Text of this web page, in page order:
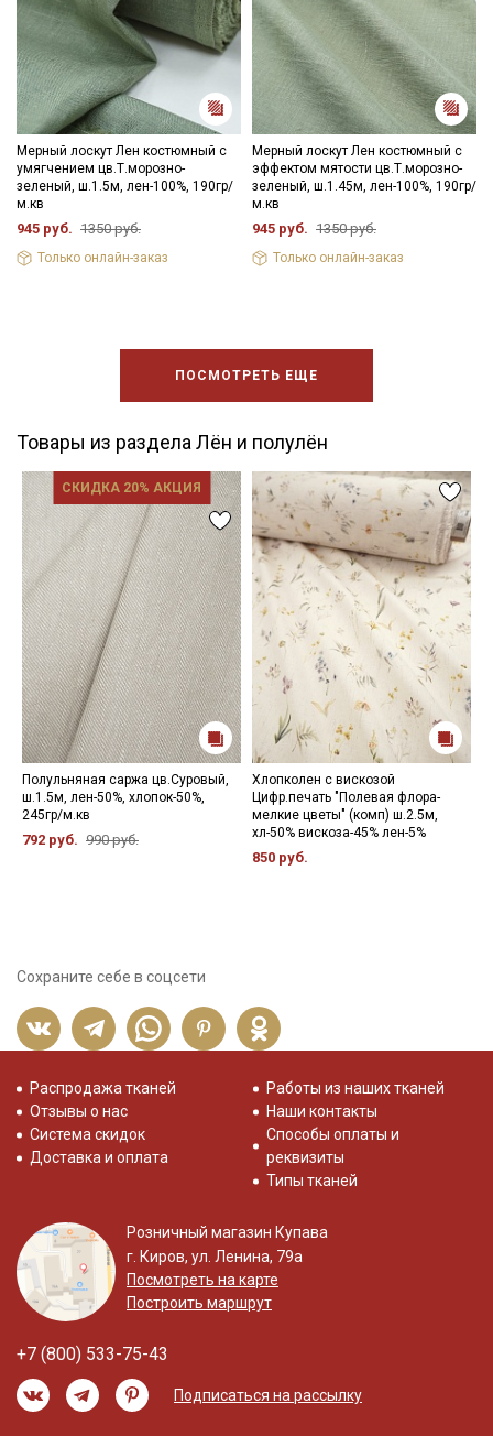
Мерный лоскут Лен костюмный с
умягчением цв.Т.морозно-
зеленый, ш.1.5м, лен-100%, 190гр/
м.кв
945 руб. 1350 руб.
Только онлайн-заказ
Мерный лоскут Лен костюмный с
эффектом мятости цв.Т.морозно-
зеленый, ш.1.45м, лен-100%, 190гр/
м.кв
945 руб. 1350 руб.
Только онлайн-заказ
ПОСМОТРЕТЬ ЕЩЕ
Товары из раздела Лён и полулён
СКИДКА 20% АКЦИЯ
Полульняная саржа цв.Суровый,
ш.1.5м, лен-50%, хлопок-50%,
245гр/м.кв
792 руб. 990 руб.
Хлопколен с вискозой
Цифр.печать "Полевая флора-
мелкие цветы" (комп) ш.2.5м,
хл-50% вискоза-45% лен-5%
850 руб.
Сохраните себе в соцсети
Распродажа тканей
Отзывы о нас
Система скидок
Доставка и оплата
Работы из наших тканей
Наши контакты
Способы оплаты и
реквизиты
Типы тканей
Розничный магазин Купава
г. Киров, ул. Ленина, 79а
Посмотреть на карте
Построить маршрут
+7 (800) 533-75-43
Подписаться на рассылку